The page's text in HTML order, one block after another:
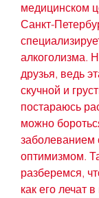
медицинском
Санкт-
алкоголизма.
друзья, ведь
скучной и
постараюсь
можно
оптимизмом.
разберемся,
как его лечат